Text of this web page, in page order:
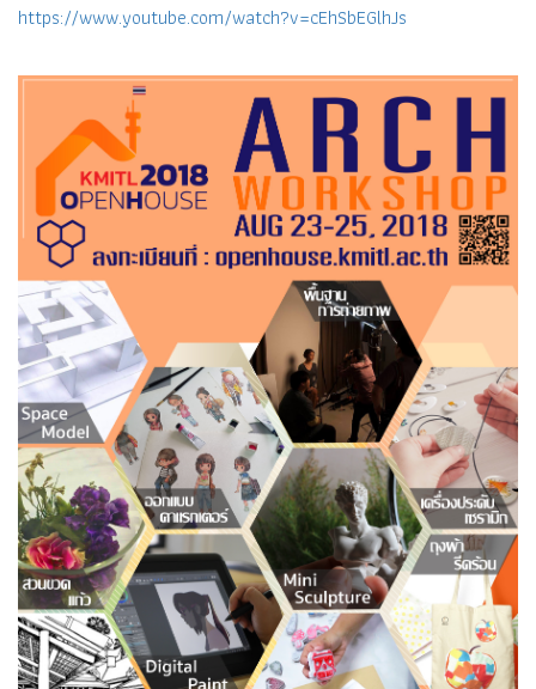
https://www.youtube.com/watch?v=cEhSbEGlhJs